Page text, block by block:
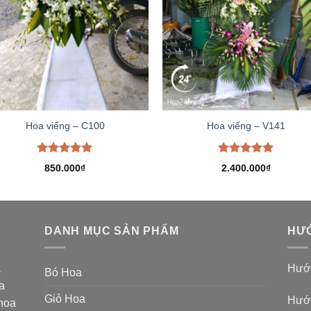
Hoa viếng – C100
Được xếp
hạng5.00
850.000₫
Hoa viếng – V141
Được xếp
hạng5.00
2.400.000₫
DANH MỤC SẢN PHẨM
Bó Hoa
Giỏ Hoa